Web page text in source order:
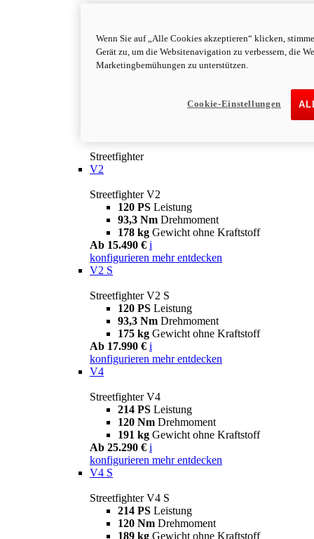
Streetfighter
V2
Streetfighter V2
120 PS Leistung
93,3 Nm Drehmoment
178 kg Gewicht ohne Kraftstoff
Ab 15.490 € i
konfigurieren mehr entdecken
V2 S
Streetfighter V2 S
120 PS Leistung
93,3 Nm Drehmoment
175 kg Gewicht ohne Kraftstoff
Ab 17.990 € i
konfigurieren mehr entdecken
V4
Streetfighter V4
214 PS Leistung
120 Nm Drehmoment
191 kg Gewicht ohne Kraftstoff
Ab 25.290 € i
konfigurieren mehr entdecken
V4 S
Streetfighter V4 S
214 PS Leistung
120 Nm Drehmoment
189 kg Gewicht ohne Kraftstoff
Wenn Sie auf „Alle Cookies akzeptieren“ klicken,
Gerät zu, um die Websitenavigation zu verbessern, die
Marketingbemühungen zu unterstützen.
Cookie-Einstellungen